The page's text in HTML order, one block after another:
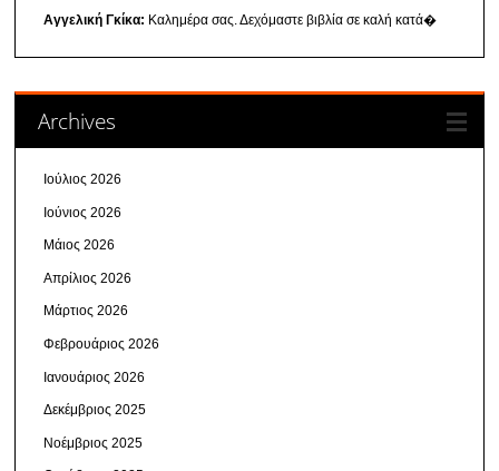
Αγγελική Γκίκα: Καλημέρα σας. Δεχόμαστε βιβλία σε καλή κατά�
Archives
Ιούλιος 2026
Ιούνιος 2026
Μάιος 2026
Απρίλιος 2026
Μάρτιος 2026
Φεβρουάριος 2026
Ιανουάριος 2026
Δεκέμβριος 2025
Νοέμβριος 2025